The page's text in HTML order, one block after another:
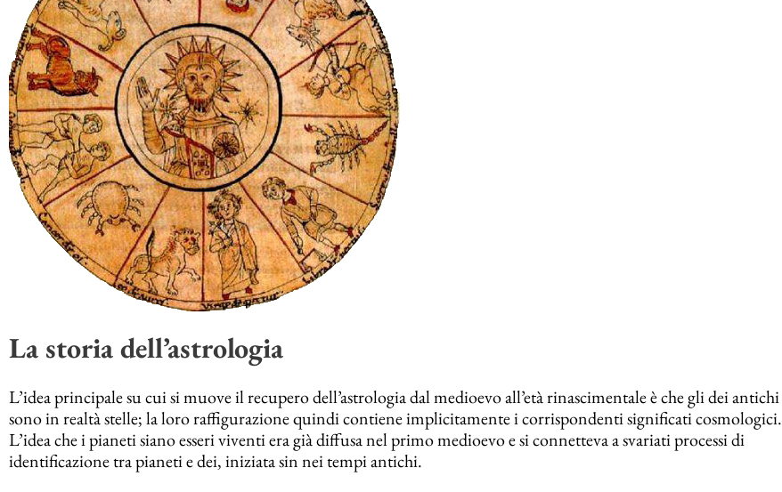
La storia dell’astrologia
L’idea principale su cui si muove il recupero dell’astrologia dal medioevo all’età rinascimentale è che gli dei antichi
sono in realtà stelle; la loro raffigurazione quindi contiene implicitamente i corrispondenti significati cosmologici.
L’idea che i pianeti siano esseri viventi era già diffusa nel primo medioevo e si connetteva a svariati processi di
identificazione tra pianeti e dei, iniziata sin nei tempi antichi.